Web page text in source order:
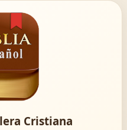
Cristiana